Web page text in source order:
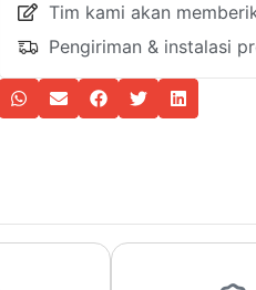
Tim kami akan
Pengiriman & instalasi